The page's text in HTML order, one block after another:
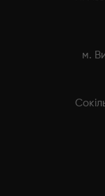
м.